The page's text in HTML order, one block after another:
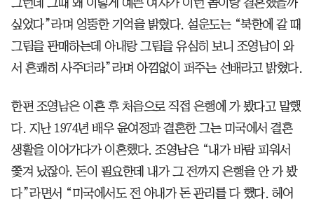
그런데 그때 왜 이렇게 예쁜 여자가 이런 놈이랑 결혼했을까
싶었다”라며 엉뚱한 기억을 밝혔다. 설운도는 “북한에 갈 때
그림을 판매하는데 아내랑 그림을 유심히 보니 조영남이 와
서 흔쾌히 사주더라”라며 아낌없이 퍼주는 선배라고 밝혔다.
한편 조영남은 이혼 후 처음으로 직접 은행에 가 봤다고 말했
다. 지난 1974년 배우 윤여정과 결혼한 그는 미국에서 결혼
생활을 이어가다가 이혼했다. 조영남은 “내가 바람 피워서
쫓겨 났잖아. 돈이 필요한데 내가 그 전까지 은행을 안 가 봤
다”라면서 “미국에서도 전 아내가 돈 관리를 다 했다. 헤어